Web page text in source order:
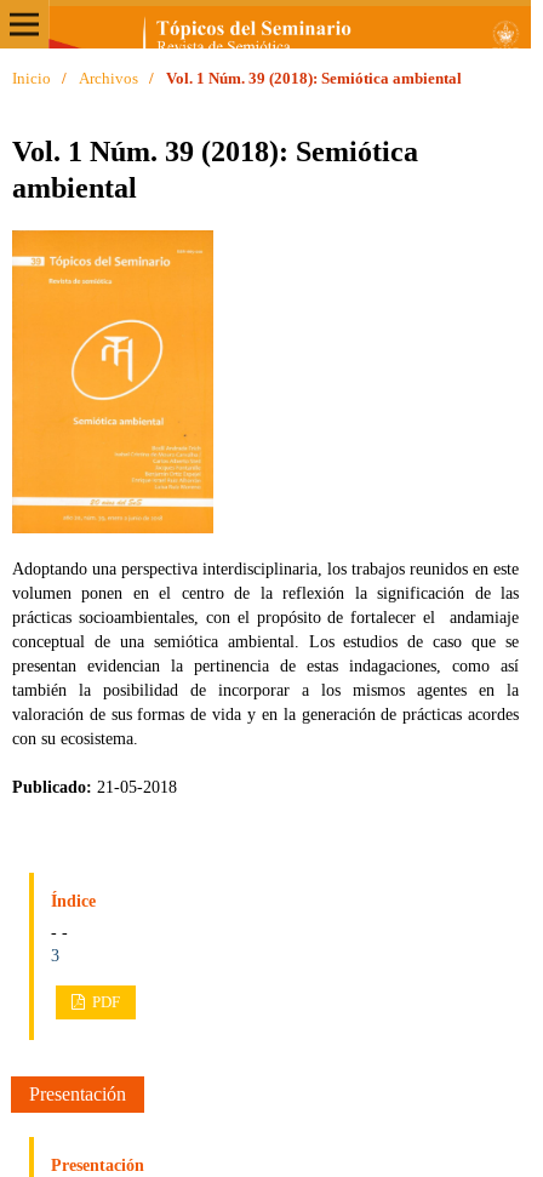
Inicio / Archivos / Vol. 1 Núm. 39 (2018): Semiótica ambiental
Vol. 1 Núm. 39 (2018): Semiótica
ambiental
Adoptando una perspectiva interdisciplinaria, los trabajos reunidos en este
volumen ponen en el centro de la reflexión la significación de las
prácticas socioambientales, con el propósito de fortalecer el andamiaje
conceptual de una semiótica ambiental. Los estudios de caso que se
presentan evidencian la pertinencia de estas indagaciones, como así
también la posibilidad de incorporar a los mismos agentes en la
valoración de sus formas de vida y en la generación de prácticas acordes
con su ecosistema.
Publicado: 21-05-2018
Índice
- -
3
PDF
Presentación
Presentación